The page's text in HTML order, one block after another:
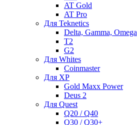
AT Gold
AT Pro
Для Teknetics
Delta, Gamma, Omega
Т2
G2
Для Whites
Coinmaster
Для XP
Gold Maxx Power
Deus 2
Для Quest
Q20 / Q40
Q30 / Q30+